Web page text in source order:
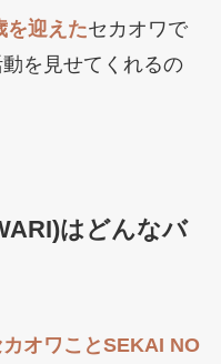
迎え たセカオワで
を見せてくれるの
はどんなバ
カオワことSEKAI NO